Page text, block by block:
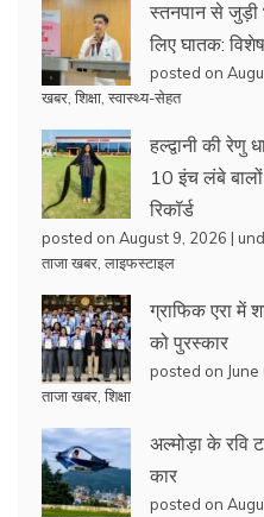
स्तनपान से जुड़ी
लिए घातक:
posted on
खबर शिक्षा स्वास्थ्य-सेहत
हल्द्वानी की रेणु
10 इंच लंबे बालों
रिकॉर्ड
posted on August 9, 2026 |
ताजा खबर लाइफस्टाइल
ग्राफिक एरा में
को पुरस्कार
posted on June
ताजा खबर शिक्षा
अल्मोड़ा के रवि
कार
posted on